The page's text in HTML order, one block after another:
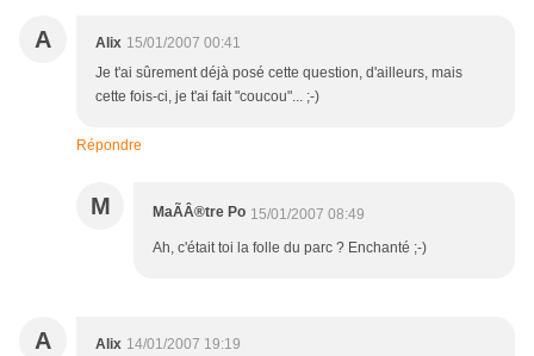
A Alix 15/01/2007 00:41
Je t'ai sûrement déjà posé cette question, d'ailleurs, mais
cette fois-ci, je t'ai fait "coucou"... ;-)
Répondre
M MaÃÂ®tre Po 15/01/2007 08:49
Ah, c'était toi la folle du parc ? Enchanté ;-)
A Alix 14/01/2007 19:19